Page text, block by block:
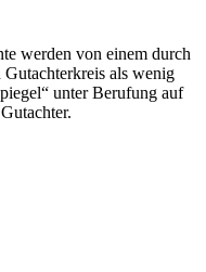
werden von einem durch
Gutachterkreis als wenig
unter Berufung auf